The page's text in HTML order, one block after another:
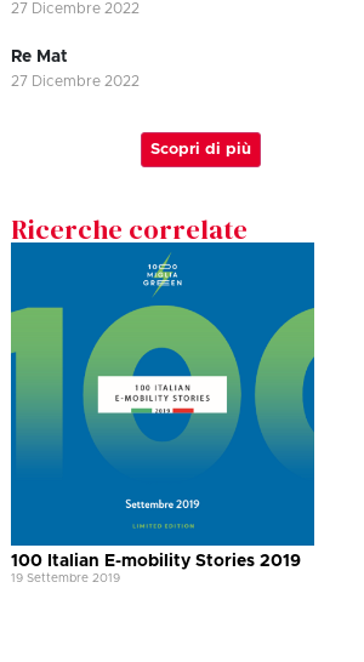
27 Dicembre 2022
Re Mat
27 Dicembre 2022
Scopri di più
Ricerche correlate
100 Italian E-mobility Stories 2019
19 Settembre 2019